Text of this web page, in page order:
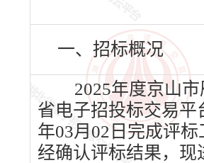
一、招标概况
2025年度京山市
省电子招投标交易平
年03月02日完成评
经确认评标结果，